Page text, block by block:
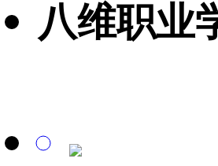
八维职业